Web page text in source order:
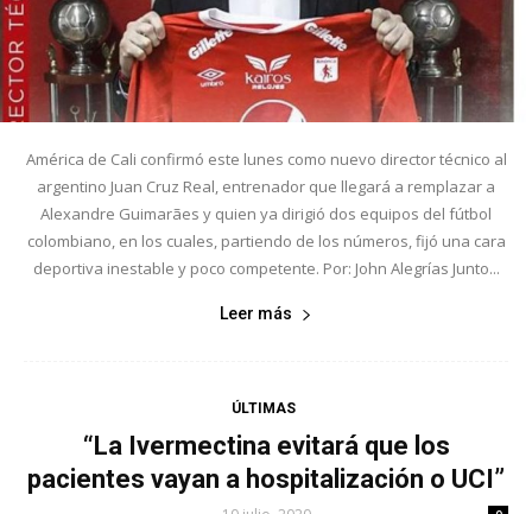
América de Cali confirmó este lunes como nuevo director técnico al
argentino Juan Cruz Real, entrenador que llegará a remplazar a
Alexandre Guimarães y quien ya dirigió dos equipos del fútbol
colombiano, en los cuales, partiendo de los números, fijó una cara
deportiva inestable y poco competente. Por: John Alegrías Junto...
Leer más
ÚLTIMAS
“La Ivermectina evitará que los
pacientes vayan a hospitalización o UCI”